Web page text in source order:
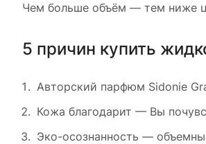
Чем больше объём — тем ниже
5 причин купить
Авторский парфюм Sidonie
Кожа благодарит — Вы
Эко-осознанность —